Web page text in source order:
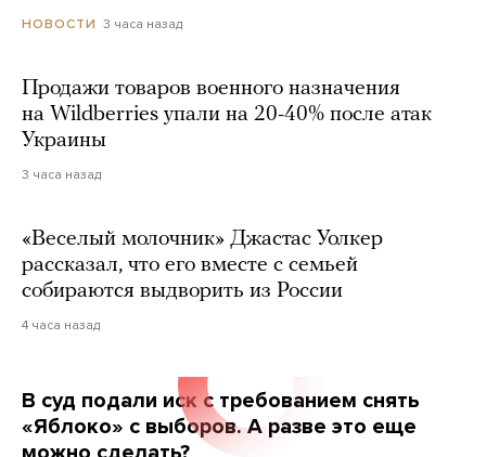
НОВОСТИ 3 часа назад
Продажи товаров военного назначения
на Wildberries упали на 20-40% после атак
Украины
3 часа назад
«Веселый молочник» Джастас Уолкер
рассказал, что его вместе с семьей
собираются выдворить из России
4 часа назад
В суд подали иск с требованием снять
«Яблоко» с выборов. А разве это еще